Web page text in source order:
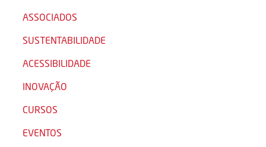
ASSOCIADOS
SUSTENTABILIDADE
ACESSIBILIDADE
INOVAÇÃO
CURSOS
EVENTOS